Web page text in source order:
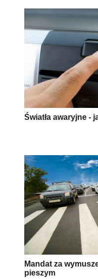
Światła awaryjne -
Mandat za
pieszym